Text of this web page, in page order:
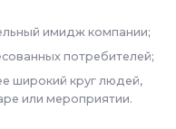
имидж компании;
потребителей;
широкий круг людей,
или мероприятии.